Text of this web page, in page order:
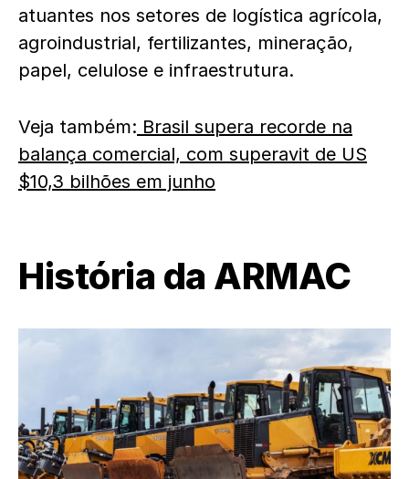
atuantes nos setores de logística agrícola,
agroindustrial, fertilizantes, mineração,
papel, celulose e infraestrutura.
Veja também: Brasil supera recorde na
balança comercial, com superavit de US
$10,3 bilhões em junho
História da ARMAC